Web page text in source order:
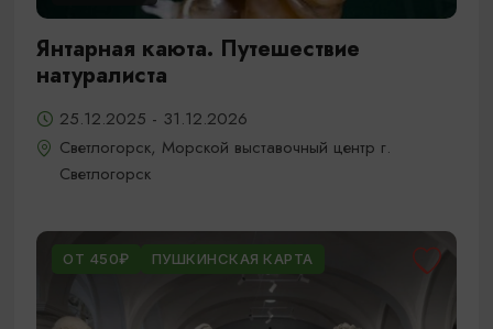
Янтарная каюта. Путешествие
натуралиста
25.12.2025 - 31.12.2026
Светлогорск, Морской выставочный центр г.
Светлогорск
ОТ 450₽ ПУШКИНСКАЯ КАРТА